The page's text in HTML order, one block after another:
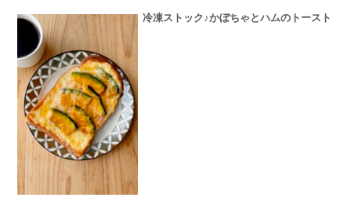
冷凍ストック♪かぼちゃとハムのトースト